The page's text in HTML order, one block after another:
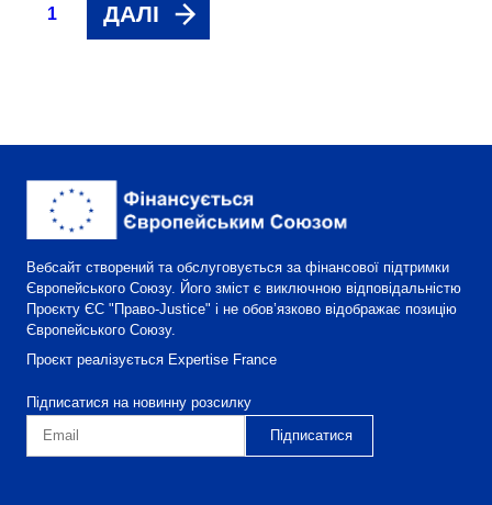
1 ДАЛІ
Вебсайт створений та обслуговується за фінансової підтримки
Європейського Союзу. Його зміст є виключною відповідальністю
Проєкту ЄС "Право-Justice" і не обов’язково відображає позицію
Європейського Союзу.
Проєкт реалізується Expertise France
Підписатися на новинну розсилку